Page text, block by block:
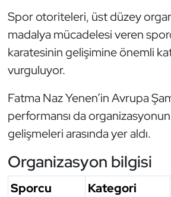
Spor otoriteleri, üst düzey
madalya mücadelesi veren
karatesinin gelişimine önemli
vurguluyor.
Fatma Naz Yenen’in Avrupa
performansı da
gelişmeleri arasında yer aldı.
Organizasyon bilgisi
Sporcu Kategori
Paralimpik
Ragbi
Satranç
Su Topu
Sualtı Sporları
Tekvando
Tenis